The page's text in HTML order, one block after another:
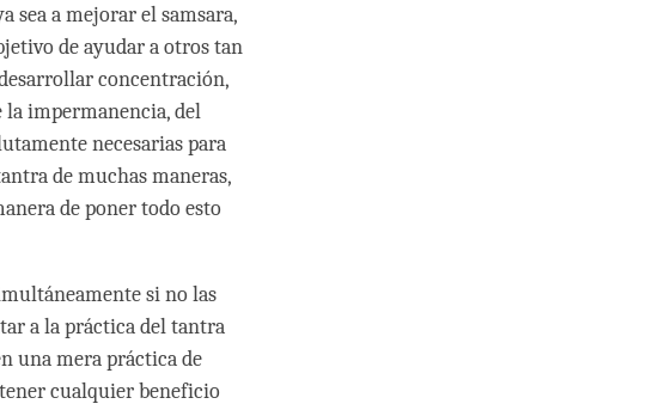
sea a mejorar el samsara,
de ayudar a otros tan
concentración,
impermanencia, del
necesarias para
de muchas maneras,
de poner todo esto
si no las
a la práctica del tantra
una mera práctica de
cualquier beneficio